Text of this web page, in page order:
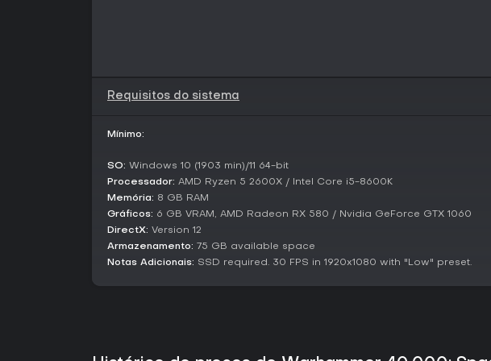
Requisitos do sistema
Mínimo:
SO: Windows 10 (1903 min)/11 64-bit
Processador: AMD Ryzen 5 2600X / Intel Core i5-8600K
Memória: 8 GB RAM
Gráficos: 6 GB VRAM, AMD Radeon RX 580 / Nvidia GeForce GTX 1060
DirectX: Version 12
Armazenamento: 75 GB available space
Notas Adicionais: SSD required. 30 FPS in 1920x1080 with "Low" preset.